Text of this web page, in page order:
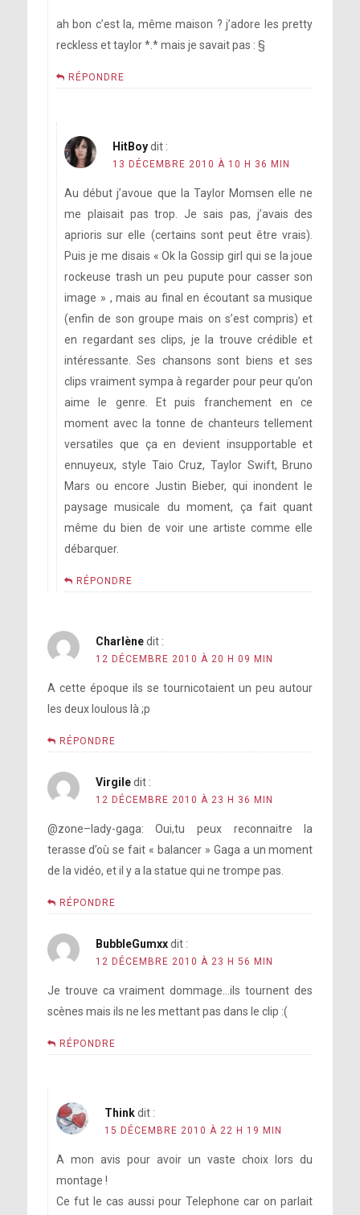
ah bon c’est la, même maison ? j’adore les pretty
reckless et taylor *.* mais je savait pas : §
RÉPONDRE
HitBoydit :
13 DÉCEMBRE 2010 À 10 H 36 MIN
Au début j’avoue que la Taylor Momsen elle ne
me plaisait pas trop. Je sais pas, j’avais des
aprioris sur elle (certains sont peut être vrais).
Puis je me disais « Ok la Gossip girl qui se la joue
rockeuse trash un peu pupute pour casser son
image » , mais au final en écoutant sa musique
(enfin de son groupe mais on s’est compris) et
en regardant ses clips, je la trouve crédible et
intéressante. Ses chansons sont biens et ses
clips vraiment sympa à regarder pour peur qu’on
aime le genre. Et puis franchement en ce
moment avec la tonne de chanteurs tellement
versatiles que ça en devient insupportable et
ennuyeux, style Taio Cruz, Taylor Swift, Bruno
Mars ou encore Justin Bieber, qui inondent le
paysage musicale du moment, ça fait quant
même du bien de voir une artiste comme elle
débarquer.
RÉPONDRE
Charlène dit :
12 DÉCEMBRE 2010 À 20 H 09 MIN
A cette époque ils se tournicotaient un peu autour
les deux loulous là ;p
RÉPONDRE
Virgile dit :
12 DÉCEMBRE 2010 À 23 H 36 MIN
@zone–lady-gaga: Oui,tu peux reconnaitre la
terasse d’où se fait « balancer » Gaga a un moment
de la vidéo, et il y a la statue qui ne trompe pas.
RÉPONDRE
BubbleGumxx dit :
12 DÉCEMBRE 2010 À 23 H 56 MIN
Je trouve ca vraiment dommage…ils tournent des
scènes mais ils ne les mettant pas dans le clip :(
RÉPONDRE
Think dit :
15 DÉCEMBRE 2010 À 22 H 19 MIN
A mon avis pour avoir un vaste choix lors du
montage !
Ce fut le cas aussi pour Telephone car on parlait